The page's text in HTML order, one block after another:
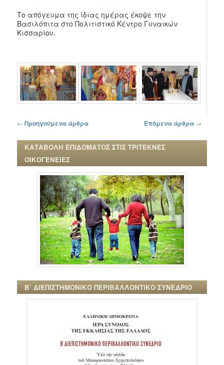
Το απόγευμα της ίδιας ημέρας έκοψε την
Βασιλόπιτα στο Πολιτιστικό Κέντρο Γυναικών
Κισσαρίου.
Πλοήγηση στα άρθρα
← Προηγούμενα άρθρα Επόμενα άρθρα →
ΚΑΤΑΒΟΛΗ ΕΠΙΔΟΜΑΤΟΣ ΣΤΙΣ ΤΡΙΤΕΚΝΕΣ
ΟΙΚΟΓΕΝΕΙΕΣ
Β΄ ΔΙΕΠΙΣΤΗΜΟΝΙΚΟ ΠΕΡΙΒΑΛΛΟΝΤΙΚΟ ΣΥΝΕΔΡΙΟ